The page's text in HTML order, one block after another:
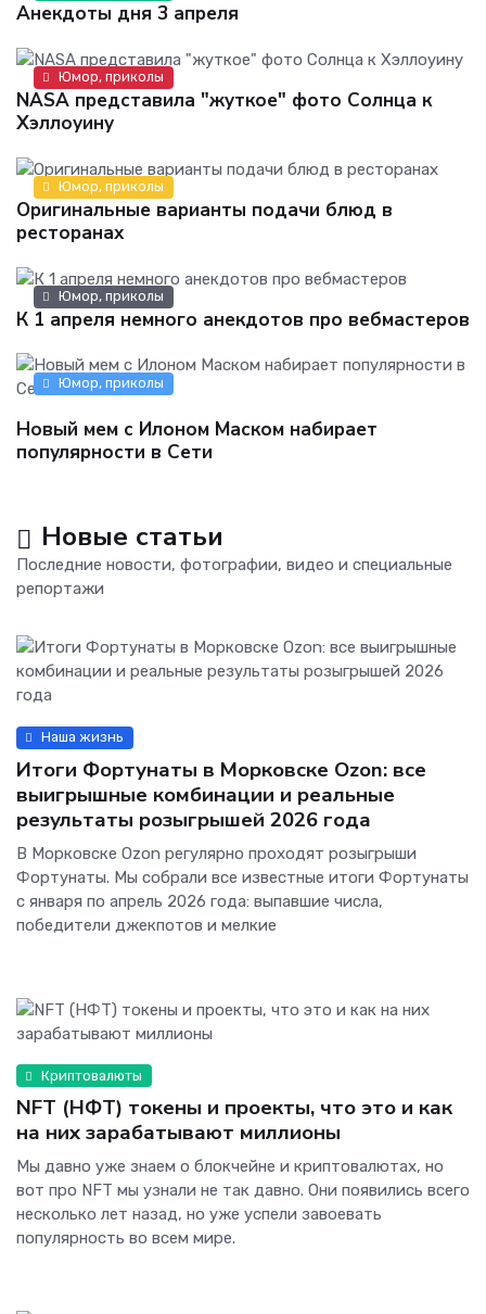
Анекдоты дня 3 апреля
Юмор, приколы
NASA представила "жуткое" фото Солнца к
Хэллоуину
Юмор, приколы
Оригинальные варианты подачи блюд в
ресторанах
Юмор, приколы
К 1 апреля немного анекдотов про вебмастеров
Юмор, приколы
Новый мем с Илоном Маском набирает
популярности в Сети
Новые статьи
Последние новости, фотографии, видео и специальные
репортажи
Наша жизнь
Итоги Фортунаты в Морковске Ozon: все
выигрышные комбинации и реальные
результаты розыгрышей 2026 года
В Морковске Ozon регулярно проходят розыгрыши
Фортунаты. Мы собрали все известные итоги Фортунаты
с января по апрель 2026 года: выпавшие числа,
победители джекпотов и мелкие
Криптовалюты
NFT (НФТ) токены и проекты, что это и как
на них зарабатывают миллионы
Мы давно уже знаем о блокчейне и криптовалютах, но
вот про NFT мы узнали не так давно. Они появились всего
несколько лет назад, но уже успели завоевать
популярность во всем мире.